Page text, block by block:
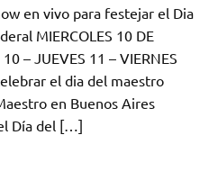
en vivo para festejar el Dia
MIERCOLES 10 DE
– JUEVES 11 – VIERNES
el dia del maestro
en Buenos Aires
Día del […]